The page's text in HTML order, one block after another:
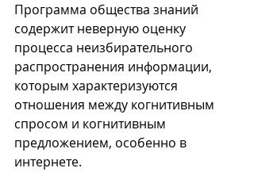
Программа общества знаний
содержит неверную оценку
процесса неизбирательного
распространения информации,
которым характеризуются
отношения между когнитивным
спросом и когнитивным
предложением, особенно в
интернете.